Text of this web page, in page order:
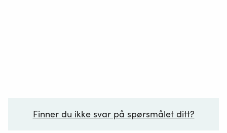
Finner du ikke svar på spørsmålet ditt?